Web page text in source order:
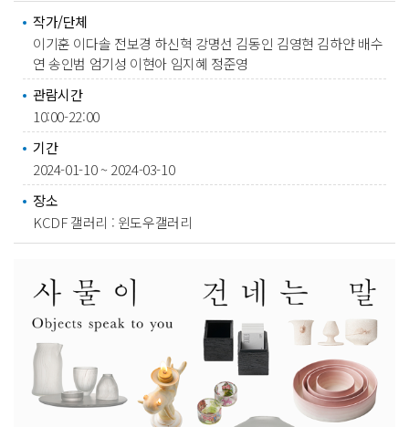
작가/단체
이기훈 이다솔 전보경 하신혁 강명선 김동인 김영현 김하얀 배수
연 송인범 엄기성 이현아 임지혜 정준영
관람시간
10:00-22:00
기간
2024-01-10 ~ 2024-03-10
장소
KCDF 갤러리 : 윈도우갤러리